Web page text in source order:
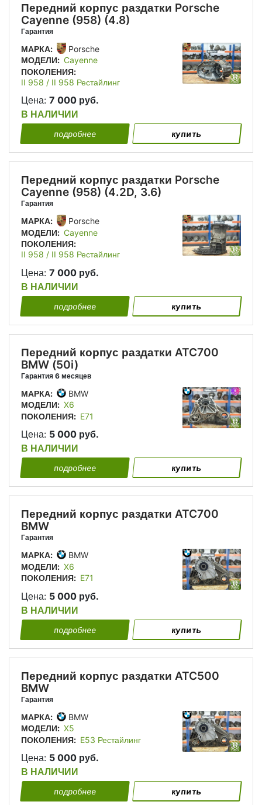
Передний корпус раздатки Porsche
Cayenne (958) (4.8)
Гарантия
МАРКА:
Porsche
МОДЕЛИ: Cayenne
ПОКОЛЕНИЯ:
II 958 / II 958 Рестайлинг
Цена: 7 000 руб.
В НАЛИЧИИ
подробнее купить
Передний корпус раздатки Porsche
Cayenne (958) (4.2D, 3.6)
Гарантия
МАРКА:
Porsche
МОДЕЛИ: Cayenne
ПОКОЛЕНИЯ:
II 958 / II 958 Рестайлинг
Цена: 7 000 руб.
В НАЛИЧИИ
подробнее купить
Передний корпус раздатки ATC700
BMW (50i)
Гарантия 6 месяцев
МАРКА:
BMW
МОДЕЛИ: X6
ПОКОЛЕНИЯ: E71
Цена: 5 000 руб.
В НАЛИЧИИ
подробнее купить
Передний корпус раздатки ATC700
BMW
Гарантия
МАРКА:
BMW
МОДЕЛИ: X6
ПОКОЛЕНИЯ: E71
Цена: 5 000 руб.
В НАЛИЧИИ
подробнее купить
Передний корпус раздатки ATC500
BMW
Гарантия
МАРКА:
BMW
МОДЕЛИ: X5
ПОКОЛЕНИЯ: E53 Рестайлинг
Цена: 5 000 руб.
В НАЛИЧИИ
подробнее купить